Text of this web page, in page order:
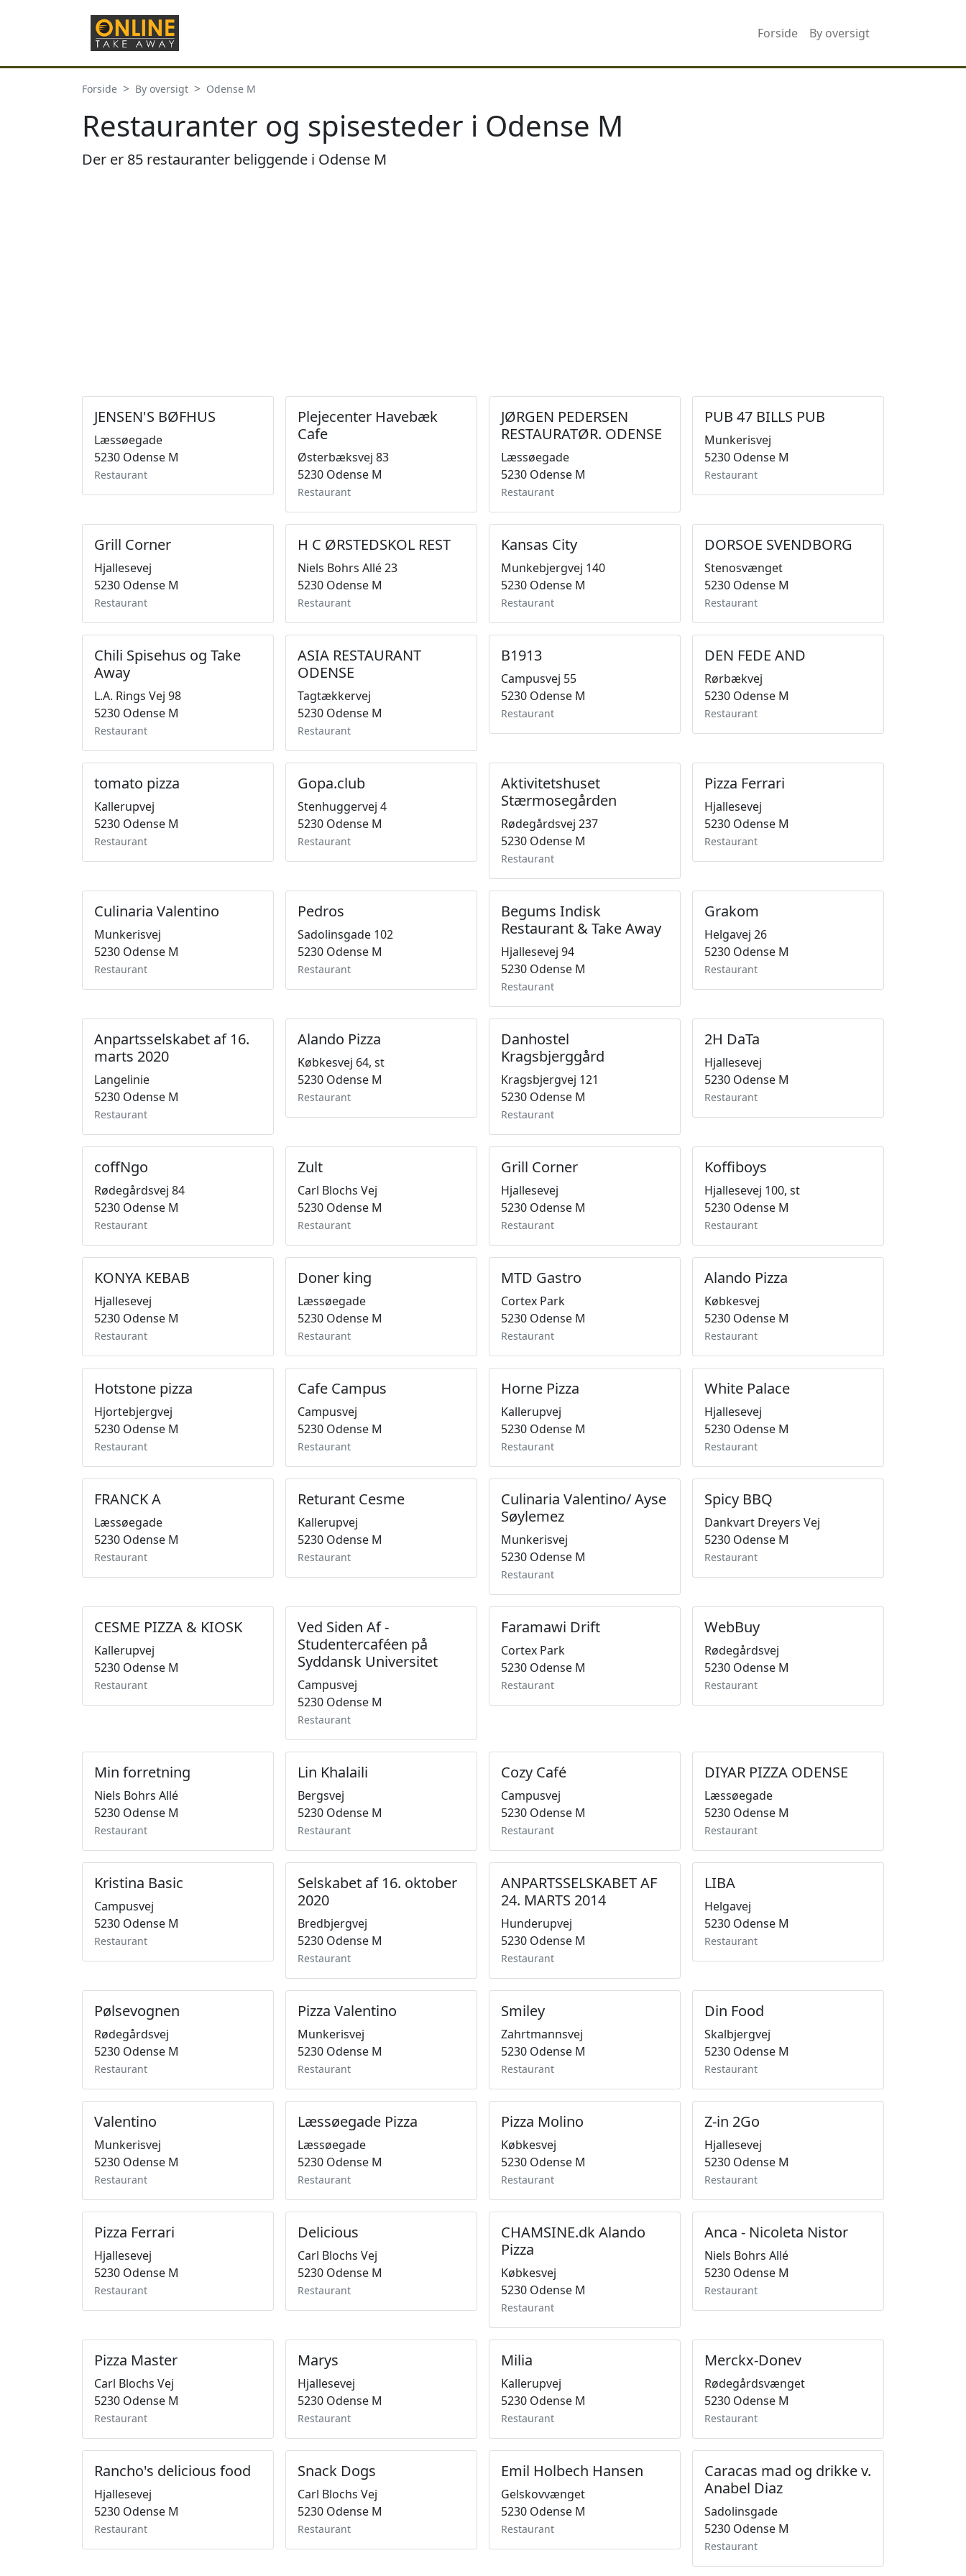
Forside By oversigt
Forside By oversigt Odense M
Restauranter og spisesteder i Odense M
Der er 85 restauranter beliggende i Odense M
JENSEN'S BØFHUS
Læssøegade
5230 Odense M
Restaurant
Plejecenter Havebæk
Cafe
Østerbæksvej 83
5230 Odense M
Restaurant
JØRGEN PEDERSEN
RESTAURATØR. ODENSE
Læssøegade
5230 Odense M
Restaurant
PUB 47 BILLS PUB
Munkerisvej
5230 Odense M
Restaurant
Grill Corner
Hjallesevej
5230 Odense M
Restaurant
H C ØRSTEDSKOL REST
Niels Bohrs Allé 23
5230 Odense M
Restaurant
Kansas City
Munkebjergvej 140
5230 Odense M
Restaurant
DORSOE SVENDBORG
Stenosvænget
5230 Odense M
Restaurant
Chili Spisehus og Take
Away
L.A. Rings Vej 98
5230 Odense M
Restaurant
ASIA RESTAURANT
ODENSE
Tagtækkervej
5230 Odense M
Restaurant
B1913
Campusvej 55
5230 Odense M
Restaurant
DEN FEDE AND
Rørbækvej
5230 Odense M
Restaurant
tomato pizza
Kallerupvej
5230 Odense M
Restaurant
Gopa.club
Stenhuggervej 4
5230 Odense M
Restaurant
Aktivitetshuset
Stærmosegården
Rødegårdsvej 237
5230 Odense M
Restaurant
Pizza Ferrari
Hjallesevej
5230 Odense M
Restaurant
Culinaria Valentino
Munkerisvej
5230 Odense M
Restaurant
Pedros
Sadolinsgade 102
5230 Odense M
Restaurant
Begums Indisk
Restaurant & Take Away
Hjallesevej 94
5230 Odense M
Restaurant
Grakom
Helgavej 26
5230 Odense M
Restaurant
Anpartsselskabet af 16.
marts 2020
Langelinie
5230 Odense M
Restaurant
Alando Pizza
Købkesvej 64, st
5230 Odense M
Restaurant
Danhostel
Kragsbjerggård
Kragsbjergvej 121
5230 Odense M
Restaurant
2H DaTa
Hjallesevej
5230 Odense M
Restaurant
coffNgo
Rødegårdsvej 84
5230 Odense M
Restaurant
Zult
Carl Blochs Vej
5230 Odense M
Restaurant
Grill Corner
Hjallesevej
5230 Odense M
Restaurant
Koffiboys
Hjallesevej 100, st
5230 Odense M
Restaurant
KONYA KEBAB
Hjallesevej
5230 Odense M
Restaurant
Doner king
Læssøegade
5230 Odense M
Restaurant
MTD Gastro
Cortex Park
5230 Odense M
Restaurant
Alando Pizza
Købkesvej
5230 Odense M
Restaurant
Hotstone pizza
Hjortebjergvej
5230 Odense M
Restaurant
Cafe Campus
Campusvej
5230 Odense M
Restaurant
Horne Pizza
Kallerupvej
5230 Odense M
Restaurant
White Palace
Hjallesevej
5230 Odense M
Restaurant
FRANCK A
Læssøegade
5230 Odense M
Restaurant
Returant Cesme
Kallerupvej
5230 Odense M
Restaurant
Culinaria Valentino/ Ayse
Søylemez
Munkerisvej
5230 Odense M
Restaurant
Spicy BBQ
Dankvart Dreyers Vej
5230 Odense M
Restaurant
CESME PIZZA & KIOSK
Kallerupvej
5230 Odense M
Restaurant
Ved Siden Af -
Studentercaféen på
Syddansk Universitet
Campusvej
5230 Odense M
Restaurant
Faramawi Drift
Cortex Park
5230 Odense M
Restaurant
WebBuy
Rødegårdsvej
5230 Odense M
Restaurant
Min forretning
Niels Bohrs Allé
5230 Odense M
Restaurant
Lin Khalaili
Bergsvej
5230 Odense M
Restaurant
Cozy Café
Campusvej
5230 Odense M
Restaurant
DIYAR PIZZA ODENSE
Læssøegade
5230 Odense M
Restaurant
Kristina Basic
Campusvej
5230 Odense M
Restaurant
Selskabet af 16. oktober
2020
Bredbjergvej
5230 Odense M
Restaurant
ANPARTSSELSKABET AF
24. MARTS 2014
Hunderupvej
5230 Odense M
Restaurant
LIBA
Helgavej
5230 Odense M
Restaurant
Pølsevognen
Rødegårdsvej
5230 Odense M
Restaurant
Pizza Valentino
Munkerisvej
5230 Odense M
Restaurant
Smiley
Zahrtmannsvej
5230 Odense M
Restaurant
Din Food
Skalbjergvej
5230 Odense M
Restaurant
Valentino
Munkerisvej
5230 Odense M
Restaurant
Læssøegade Pizza
Læssøegade
5230 Odense M
Restaurant
Pizza Molino
Købkesvej
5230 Odense M
Restaurant
Z-in 2Go
Hjallesevej
5230 Odense M
Restaurant
Pizza Ferrari
Hjallesevej
5230 Odense M
Restaurant
Delicious
Carl Blochs Vej
5230 Odense M
Restaurant
CHAMSINE.dk Alando
Pizza
Købkesvej
5230 Odense M
Restaurant
Anca - Nicoleta Nistor
Niels Bohrs Allé
5230 Odense M
Restaurant
Pizza Master
Carl Blochs Vej
5230 Odense M
Restaurant
Marys
Hjallesevej
5230 Odense M
Restaurant
Milia
Kallerupvej
5230 Odense M
Restaurant
Merckx-Donev
Rødegårdsvænget
5230 Odense M
Restaurant
Rancho's delicious food
Hjallesevej
5230 Odense M
Restaurant
Snack Dogs
Carl Blochs Vej
5230 Odense M
Restaurant
Emil Holbech Hansen
Gelskovvænget
5230 Odense M
Restaurant
Caracas mad og drikke v.
Anabel Diaz
Sadolinsgade
5230 Odense M
Restaurant